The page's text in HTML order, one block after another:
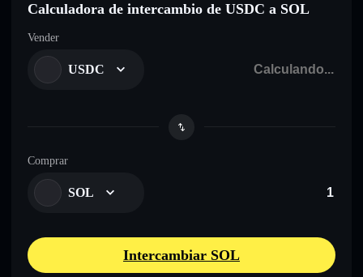
Calculadora de intercambio de USDC a SOL
Vender
USDC
Comprar
SOL
Intercambiar SOL